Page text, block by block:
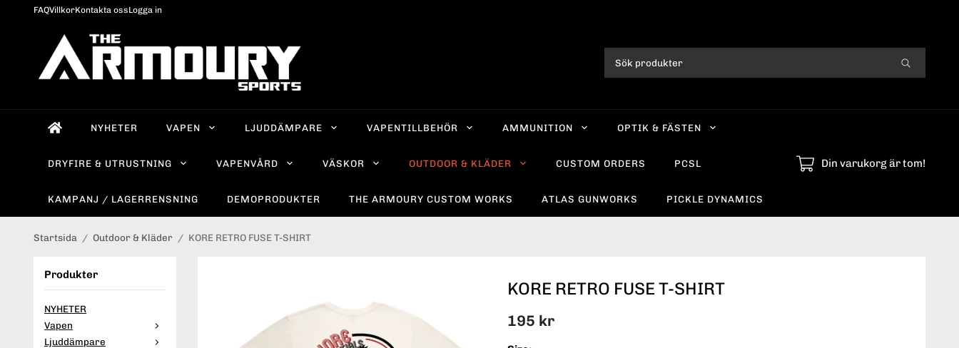
FAQVillkorKontakta ossLogga in
NYHETER VAPEN LJUDDÄMPARE VAPENTILLBEHÖR AMMUNITION OPTIK & FÄSTEN
DRYFIRE & UTRUSTNING VAPENVÅRD VÄSKOR OUTDOOR & KLÄDER CUSTOM ORDERS PCSL
KAMPANJ / LAGERRENSNING DEMOPRODUKTER THE ARMOURY CUSTOM WORKS ATLAS GUNWORKS PICKLE DYNAMICS
Din varukorg är tom!
Startsida / Outdoor & Kläder / KORE RETRO FUSE T-SHIRT
Produkter
NYHETER
Vapen
Ljuddämpare
KORE RETRO FUSE T-SHIRT
195 kr